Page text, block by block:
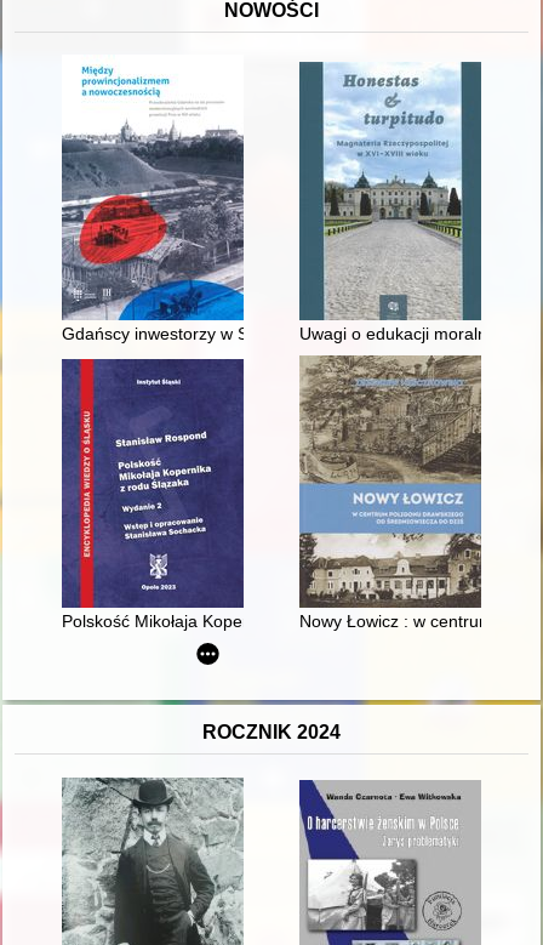
NOWOŚCI
Gdańscy inwestorzy w Sopocie : prestiż finansowy i
Uwagi o edukacji moralnej
Polskość Mikołaja Kopernika z rodu ŚlązakaNowy Łowicz : w centrum
ROCZNIK 2024